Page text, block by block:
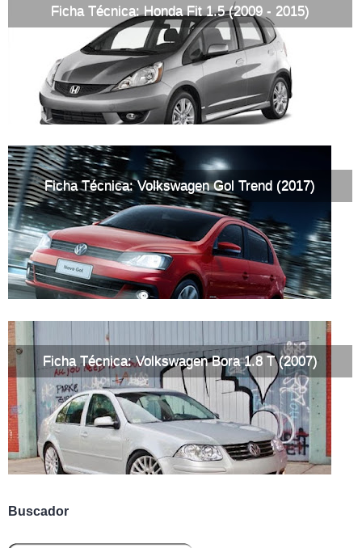
Ficha Técnica: Honda Fit 1.5 (2009 - 2015)
Ficha Técnica: Volkswagen Gol Trend (2017)
Ficha Técnica: Volkswagen Bora 1.8 T (2007)
Buscador